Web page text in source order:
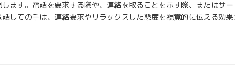
ます。電話を要求する際や、連絡を取ることを示す際、またはサ
しての手は、連絡要求やリラックスした態度を視覚的に伝える効